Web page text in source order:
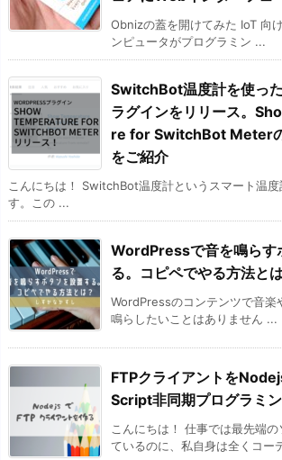
Obnizの蓋を開けてみた IoT 向
ンピュータがプログラミン ...
SwitchBot温度計を使っ
ラグインをリリース。
re for SwitchBot Meter
をご紹介
こんにちは！ SwitchBot温度計というスマート温度
す。この ...
WordPressで音を鳴らす
る。コピペでやる方法と
WordPressのコンテンツで音楽
鳴らしたいことはありません ...
FTPクライアントを
Script非同期プログラミン
こんにちは！ 仕事では最先端
ているのに、私自身は全くコー